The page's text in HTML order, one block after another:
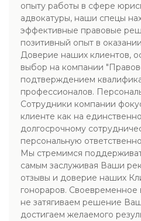
опыту работы в сфере
адвокатуры, наши спецы
эффективные правовые
позитивный опыт в
Доверие наших клиентов,
выбор на компании
подтверждением
профессионалов.
Сотрудники компании
клиенте как на
долгосрочному
персональную
Мы стремимся
самым заслуживая Ваши
отзывы и доверие наших
гонораров.
не затягиваем решение
достигаем желаемого